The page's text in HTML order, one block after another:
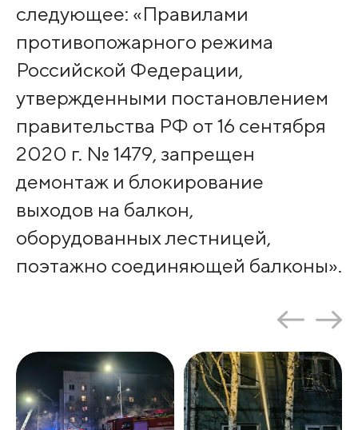
следующее: «Правилами
противопожарного режима
Российской Федерации,
утвержденными постановлением
правительства РФ от 16 сентября
2020 г. № 1479, запрещен
демонтаж и блокирование
выходов на балкон,
оборудованных лестницей,
поэтажно соединяющей балконы».